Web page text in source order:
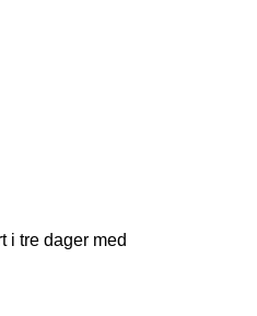
i tre dager med